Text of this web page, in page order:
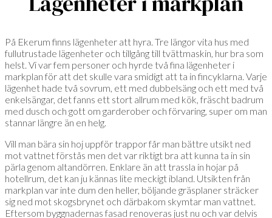
På Ekerum finns lägenheter att hyra. Tre längor vita hus med
fullutrustade lägenheter och tillgång till tvättmaskin, hur bra som
helst. Vi var fem personer och hyrde två fina lägenheter i
markplan för att det skulle vara smidigt att ta in fincyklarna. Varje
lägenhet hade två sovrum, ett med dubbelsäng och ett med två
enkelsängar, det fanns ett stort allrum med kök, fräscht badrum
med dusch och gott om garderober och förvaring, super om man
stannar längre än en helg.
Vill man bära sin hoj uppför trappor får man bättre utsikt ned
mot vattnet förstås men det var riktigt bra att kunna ta in sin
pärla genom altandörren. Enklare än att trassla in hojar på
hotellrum, det kan ju kännas lite meckigt ibland. Utsikten från
markplan var inte dum den heller, böljande gräsplaner sträcker
sig ned mot skogsbrynet och därbakom skymtar man vattnet.
Eftersom byggnadernas fasad renoveras just nu och var delvis